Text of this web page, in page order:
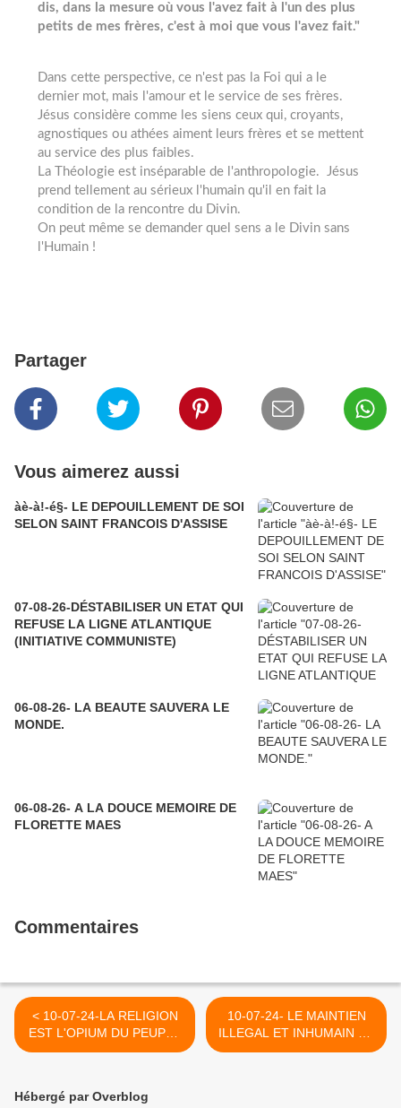
dis, dans la mesure où vous l'avez fait à l'un des plus
petits de mes frères, c'est à moi que vous l'avez fait."
Dans cette perspective, ce n'est pas la Foi qui a le
dernier mot, mais l'amour et le service de ses frères.
Jésus considère comme les siens ceux qui, croyants,
agnostiques ou athées aiment leurs frères et se mettent
au service des plus faibles.
La Théologie est inséparable de l'anthropologie. Jésus
prend tellement au sérieux l'humain qu'il en fait la
condition de la rencontre du Divin.
On peut même se demander quel sens a le Divin sans
l'Humain !
Partager
Vous aimerez aussi
àè-à!-é§- LE DEPOUILLEMENT DE SOI
SELON SAINT FRANCOIS D'ASSISE
07-08-26-DÉSTABILISER UN ETAT QUI
REFUSE LA LIGNE ATLANTIQUE
(INITIATIVE COMMUNISTE)
06-08-26- LA BEAUTE SAUVERA LE
MONDE.
06-08-26- A LA DOUCE MEMOIRE DE
FLORETTE MAES
Commentaires
< 10-07-24-LA RELIGION
EST L'OPIUM DU PEUPLE
(KARL MARX)
10-07-24- LE MAINTIEN
ILLEGAL ET INHUMAIN DE
GEORGES IBRAHIM
Hébergé par Overblog